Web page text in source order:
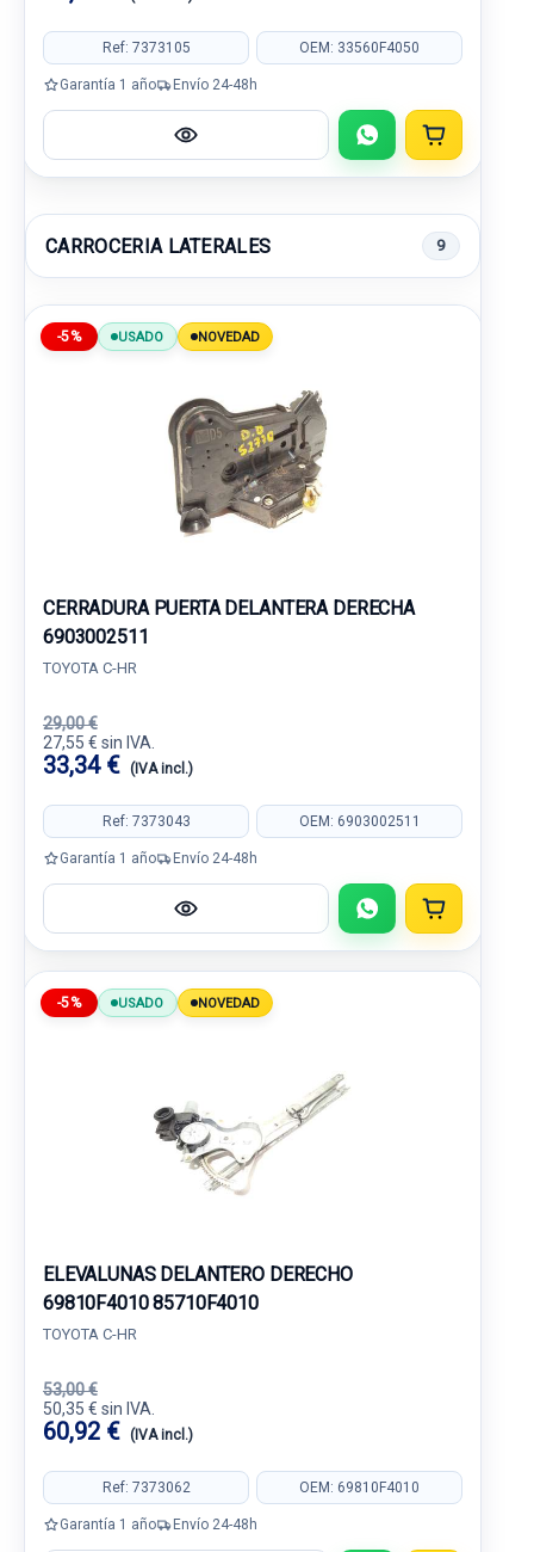
Ref: 7373105 OEM: 33560F4050
Garantía 1 año Envío 24-48h
CARROCERIA LATERALES 9
-5% USADO NOVEDAD
CERRADURA PUERTA DELANTERA DERECHA
6903002511
TOYOTA C-HR
29,00 €
27,55 € sin IVA.
33,34 € (IVA incl.)
Ref: 7373043 OEM: 6903002511
Garantía 1 año Envío 24-48h
-5% USADO NOVEDAD
ELEVALUNAS DELANTERO DERECHO
69810F4010 85710F4010
TOYOTA C-HR
53,00 €
50,35 € sin IVA.
60,92 € (IVA incl.)
Ref: 7373062 OEM: 69810F4010
Garantía 1 año Envío 24-48h